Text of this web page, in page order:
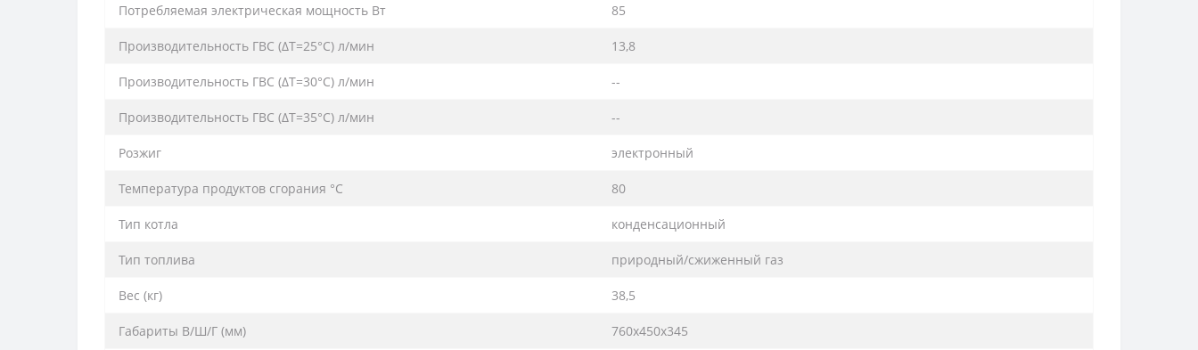
Потребляемая электрическая мощность Вт 85
Производительность ГВС (ΔT=25°C) л/мин 13,8
Производительность ГВС (ΔT=30°C) л/мин --
Производительность ГВС (ΔT=35°C) л/мин --
Розжиг электронный
Температура продуктов сгорания °C 80
Тип котла конденсационный
Тип топлива природный/сжиженный газ
Вес (кг) 38,5
Габариты В/Ш/Г (мм) 760х450х345